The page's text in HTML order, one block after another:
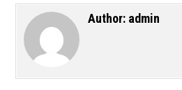
Author: admin